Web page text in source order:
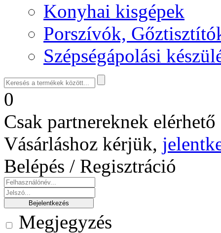
Konyhai kisgépek
Porszívók,
Szépségápolási
0
Csak partnereknek
Vásárláshoz kérjük,
Belépés / Regisztráció
Megjegyzés